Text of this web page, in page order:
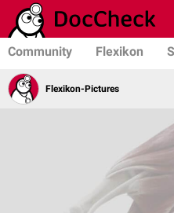
Community Flexikon
Flexikon-Pictures